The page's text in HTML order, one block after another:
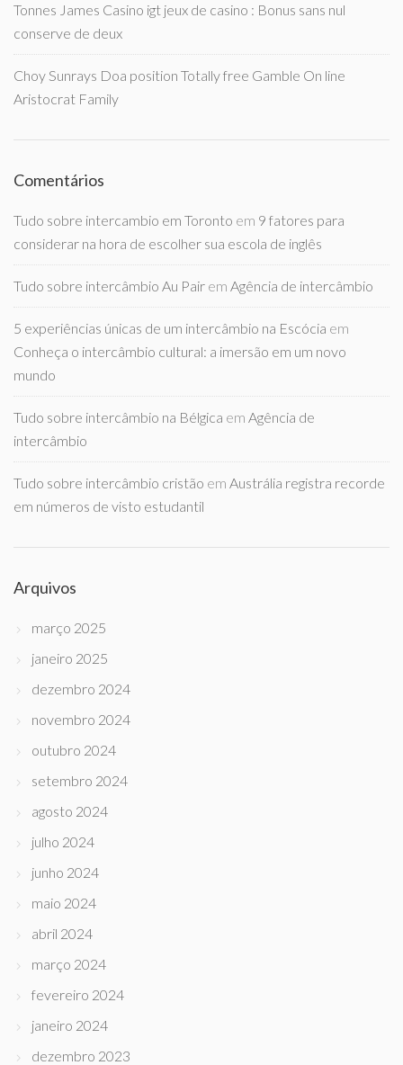
Tonnes James Casino igt jeux de casino : Bonus sans nul
conserve de deux
Choy Sunrays Doa position Totally free Gamble On line
Aristocrat Family
Comentários
Tudo sobre intercambio em Toronto em 9 fatores para
considerar na hora de escolher sua escola de inglês
Tudo sobre intercâmbio Au Pair em Agência de intercâmbio
5 experiências únicas de um intercâmbio na Escócia em
Conheça o intercâmbio cultural: a imersão em um novo
mundo
Tudo sobre intercâmbio na Bélgica em Agência de
intercâmbio
Tudo sobre intercâmbio cristão em Austrália registra recorde
em números de visto estudantil
Arquivos
março 2025
janeiro 2025
dezembro 2024
novembro 2024
outubro 2024
setembro 2024
agosto 2024
julho 2024
junho 2024
maio 2024
abril 2024
março 2024
fevereiro 2024
janeiro 2024
dezembro 2023